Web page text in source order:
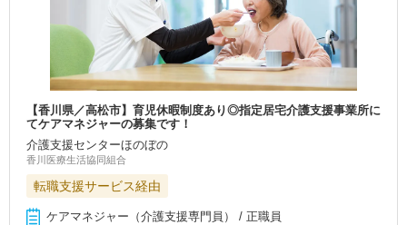
【香川県／高松市】育児休暇制度あり◎指定居宅介護支援事業所に
てケアマネジャーの募集です！
介護支援センターほのぼの
香川医療生活協同組合
転職支援サービス経由
ケアマネジャー（介護支援専門員） / 正職員